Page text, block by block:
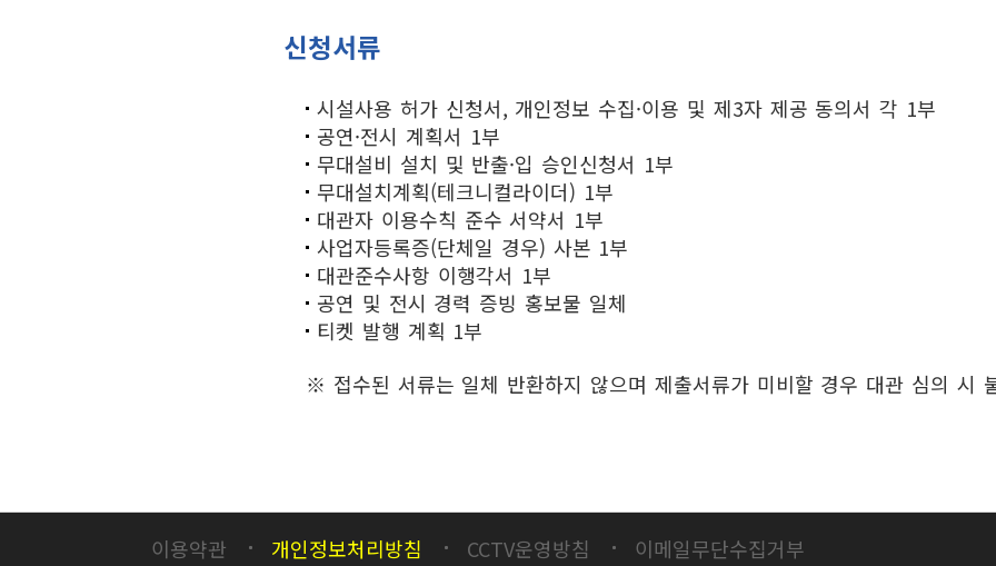
신청서류
시설사용 허가 신청서, 개인정보 수집·이용 및 제3자 제공 동의서 각 1부
공연·전시 계획서 1부
무대설비 설치 및 반출·입 승인신청서 1부
무대설치계획(테크니컬라이더) 1부
대관자 이용수칙 준수 서약서 1부
사업자등록증(단체일 경우) 사본 1부
대관준수사항 이행각서 1부
공연 및 전시 경력 증빙 홍보물 일체
티켓 발행 계획 1부
※ 접수된 서류는 일체 반환하지 않으며 제출서류가 미비할 경우 대관 심의 시
이용약관 개인정보처리방침 CCTV운영방침 이메일무단수집거부